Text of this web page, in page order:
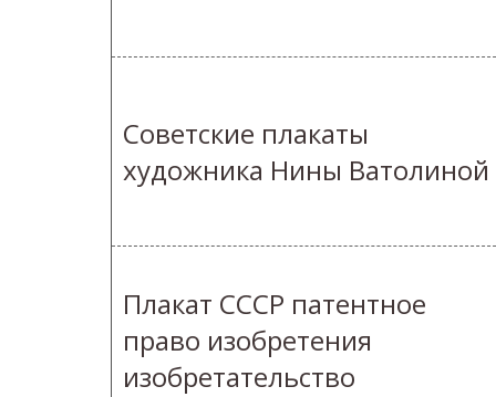
Советские плакаты
художника Нины Ватолиной
Плакат СССР патентное
право изобретения
изобретательство